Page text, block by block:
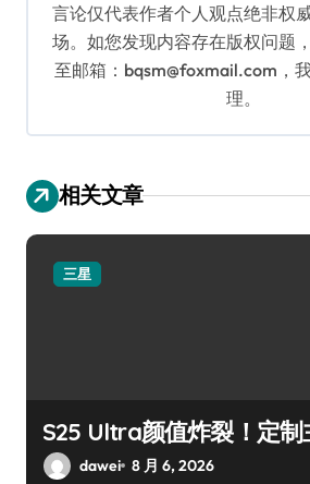
言论仅代表作者个人观点绝非权
场。如您发现内容存在版权问题
至邮箱：bqsm@foxmail.com，
理。
相关文章
三星
S25 Ultra颜值炸裂！定
dawei 8 月 6, 2026